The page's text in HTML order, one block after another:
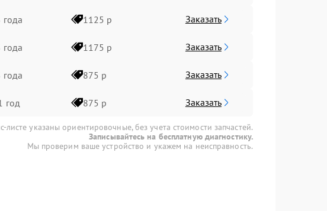
года 1125 р Заказать
года 1175 р Заказать
года 875 р Заказать
год 875 р Заказать
листе указаны ориентировочные, без учета стоимости запчастей.
Записывайтесь на бесплатную диагностику.
Мы проверим ваше устройство и укажем на неисправность.